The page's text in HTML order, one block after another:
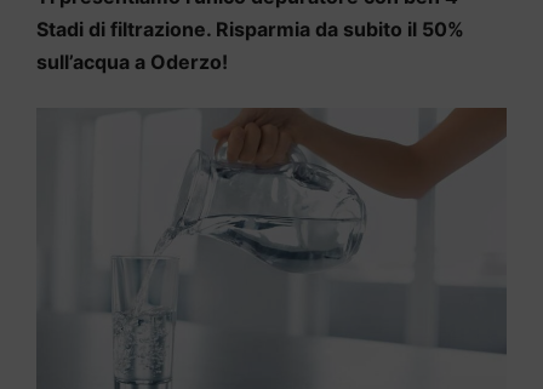
Stadi di filtrazione. Risparmia da subito il 50%
sull’acqua a Oderzo!